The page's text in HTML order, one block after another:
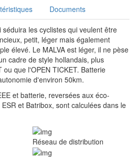
Documents
séduira les cyclistes qui veulent être
petit, léger mais également
élevé. Le MALVA est léger, il ne pèse
cadre de style hollandais, plus
ou que l'OPEN TICKET. Batterie
d'environ 50km.
et batterie, reversées aux éco-
et Batribox, sont calculées dans le
Réseau de distribution